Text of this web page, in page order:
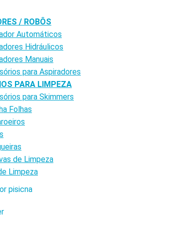
/ ROBÔS
Automáticos
Hidráulicos
Manuais
para Aspiradores
PARA LIMPEZA
para Skimmers
Folhas
de Limpeza
Limpeza